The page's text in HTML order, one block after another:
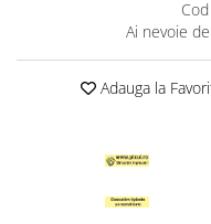
Stilouri scolare
Truse Geometrie, Rigle,
Stampile copii
Ai nevoie
Adauga la